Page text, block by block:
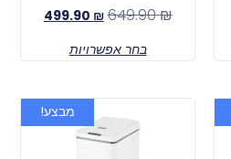
649.90₪
499.90 ₪
בחר אפשרויות
מבצע!